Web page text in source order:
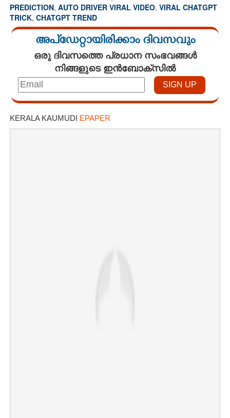
PREDICTION, AUTO DRIVER VIRAL VIDEO, VIRAL CHATGPT
TRICK, CHATGPT TREND
അപ്ഡേറ്റായിരിക്കാം ദിവസവും
ഒരു ദിവസത്തെ പ്രധാന സംഭവങ്ങൾ
നിങ്ങളുടെ ഇൻബോക്സിൽ
KERALA KAUMUDI EPAPER